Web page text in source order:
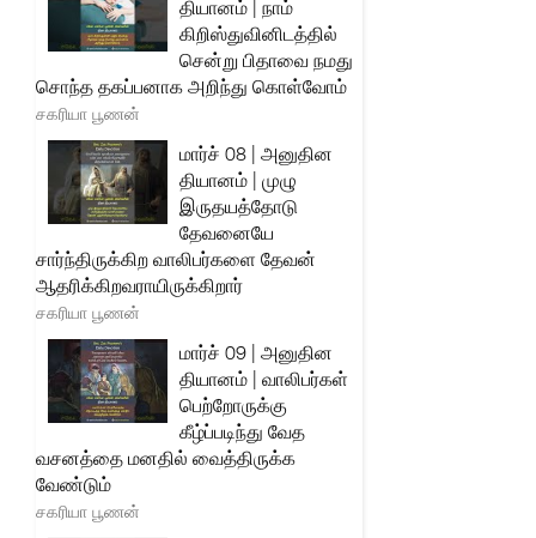
தியானம் | நாம்
கிறிஸ்துவினிடத்தில்
சென்று பிதாவை நமது
சொந்த தகப்பனாக அறிந்து கொள்வோம்
சகரியா பூணன்
மார்ச் 08 | அனுதின
தியானம் | முழு
இருதயத்தோடு
தேவனையே
சார்ந்திருக்கிற வாலிபர்களை தேவன்
ஆதரிக்கிறவராயிருக்கிறார்
சகரியா பூணன்
மார்ச் 09 | அனுதின
தியானம் | வாலிபர்கள்
பெற்றோருக்கு
கீழ்ப்படிந்து வேத
வசனத்தை மனதில் வைத்திருக்க
வேண்டும்
சகரியா பூணன்